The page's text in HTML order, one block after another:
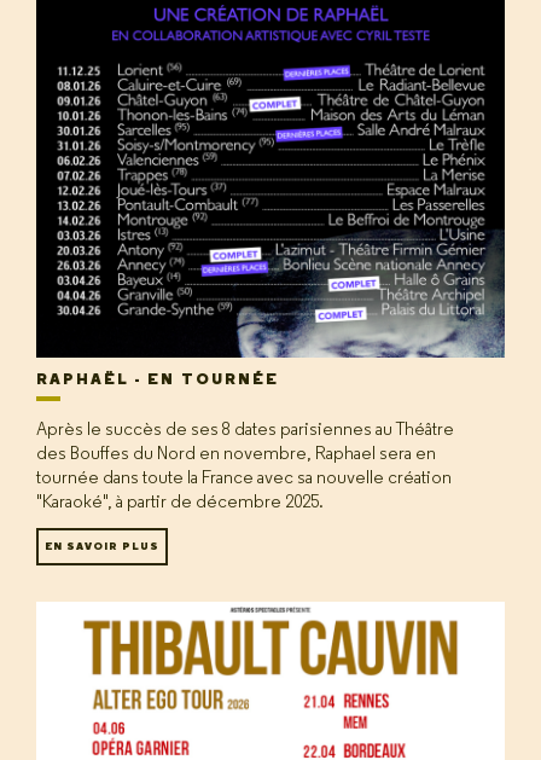
RAPHAËL - EN TOURNÉE
Après le succès de ses 8 dates parisiennes au Théâtre
des Bouffes du Nord en novembre, Raphael sera en
tournée dans toute la France avec sa nouvelle création
"Karaoké", à partir de décembre 2025.
EN SAVOIR PLUS